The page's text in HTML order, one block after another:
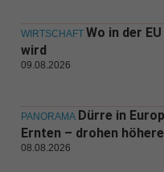
WIRTSCHAFT Wo in der
wird
09.08.2026
PANORAMA Dürre in
Ernten – drohen
08.08.2026